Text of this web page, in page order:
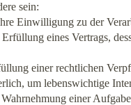
sein:
Einwilligung zu der
eines Vertrags,
einer rechtlichen
um lebenswichtige
einer